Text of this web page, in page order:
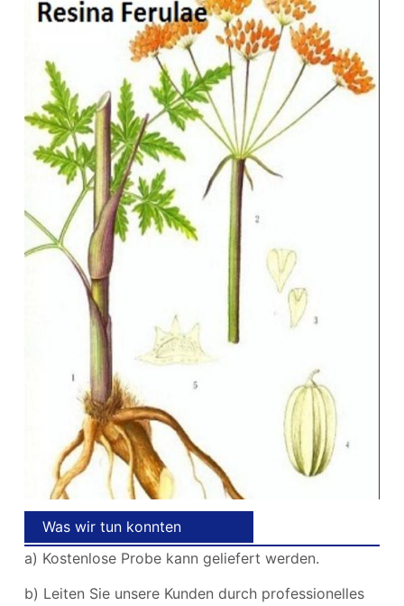
Was wir tun konnten
a) Kostenlose Probe kann geliefert werden.
b) Leiten Sie unsere Kunden durch professionelles